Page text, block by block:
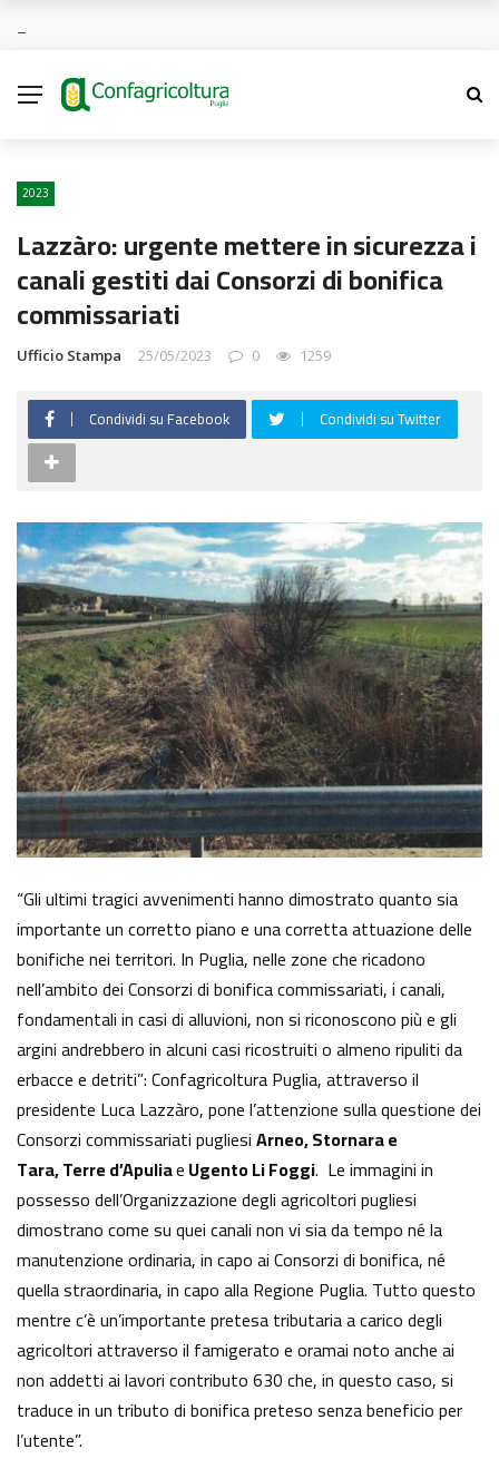
2023
Lazzàro: urgente mettere in sicurezza i
canali gestiti dai Consorzi di bonifica
commissariati
Ufficio Stampa 25/05/2023 0 1259
Condividi su Facebook Condividi su Twitter
“Gli ultimi tragici avvenimenti hanno dimostrato quanto sia
importante un corretto piano e una corretta attuazione delle
bonifiche nei territori. In Puglia, nelle zone che ricadono
nell’ambito dei Consorzi di bonifica commissariati, i canali,
fondamentali in casi di alluvioni, non si riconoscono più e gli
argini andrebbero in alcuni casi ricostruiti o almeno ripuliti da
erbacce e detriti”: Confagricoltura Puglia, attraverso il
presidente Luca Lazzàro, pone l’attenzione sulla questione dei
Consorzi commissariati pugliesiArneo, Stornara e
Tara, Terre d’ApuliaeUgento Li Foggi. Le immagini in
possesso dell’Organizzazione degli agricoltori pugliesi
dimostrano come su quei canali non vi sia da tempo né la
manutenzione ordinaria, in capo ai Consorzi di bonifica, né
quella straordinaria, in capo alla Regione Puglia. Tutto questo
mentre c’è un’importante pretesa tributaria a carico degli
agricoltori attraverso il famigerato e oramai noto anche ai
non addetti ai lavori contributo 630 che, in questo caso, si
traduce in un tributo di bonifica preteso senza beneficio per
l’utente”.